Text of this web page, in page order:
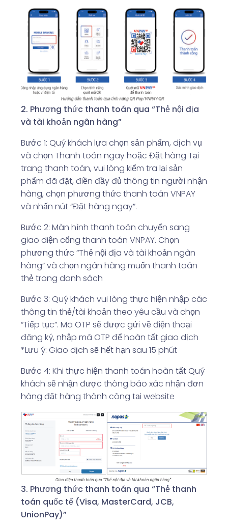
2. Phương thức thanh toán qua “Thẻ nội địa
và tài khoản ngân hàng”
Bước 1: Quý khách lựa chọn sản phẩm, dịch vụ
và chọn Thanh toán ngay hoặc Đặt hàng Tại
trang thanh toán, vui lòng kiểm tra lại sản
phẩm đã đặt, điền đầy đủ thông tin người nhận
hàng, chọn phương thức thanh toán VNPAY
và nhấn nút “Đặt hàng ngay”.
Bước 2: Màn hình thanh toán chuyển sang
giao diện cổng thanh toán VNPAY. Chọn
phương thức “Thẻ nội địa và tài khoản ngân
hàng” và chọn ngân hàng muốn thanh toán
thẻ trong danh sách
Bước 3: Quý khách vui lòng thực hiện nhập các
thông tin thẻ/tài khoản theo yêu cầu và chọn
“Tiếp tục”. Mã OTP sẽ được gửi về điện thoại
đăng ký, nhập mã OTP để hoàn tất giao dịch
*Lưu ý: Giao dịch sẽ hết hạn sau 15 phút
Bước 4: Khi thực hiện thanh toán hoàn tất Quý
khách sẽ nhận được thông báo xác nhận đơn
hàng đặt hàng thành công tại website
3. Phương thức thanh toán qua “Thẻ thanh
toán quốc tế (Visa, MasterCard, JCB,
UnionPay)”